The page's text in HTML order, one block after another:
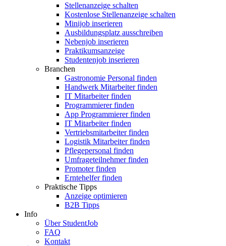
Stellenanzeige schalten
Kostenlose Stellenanzeige schalten
Minijob inserieren
Ausbildungsplatz ausschreiben
Nebenjob inserieren
Praktikumsanzeige
Studentenjob inserieren
Branchen
Gastronomie Personal finden
Handwerk Mitarbeiter finden
IT Mitarbeiter finden
Programmierer finden
App Programmierer finden
IT Mitarbeiter finden
Vertriebsmitarbeiter finden
Logistik Mitarbeiter finden
Pflegepersonal finden
Umfrageteilnehmer finden
Promoter finden
Erntehelfer finden
Praktische Tipps
Anzeige optimieren
B2B Tipps
Info
Über StudentJob
FAQ
Kontakt